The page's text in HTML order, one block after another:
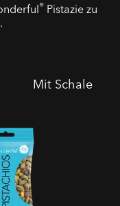
®Pistazie zu
Mit Schale